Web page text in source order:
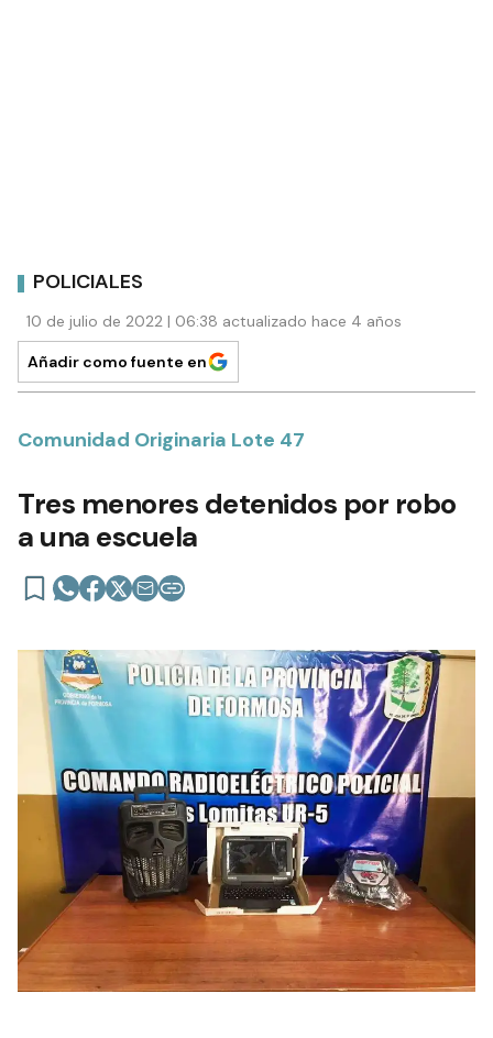
POLICIALES
10 de julio de 2022 | 06:38 actualizado hace 4 años
Añadir como fuente en
Comunidad Originaria Lote 47
Tres menores detenidos por robo
a una escuela